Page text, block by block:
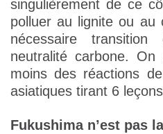
singulièrement de ce
polluer au lignite ou au
nécessaire
neutralité carbone.
moins des réactions
asiatiques tirant 6
Fukushima n’est pas